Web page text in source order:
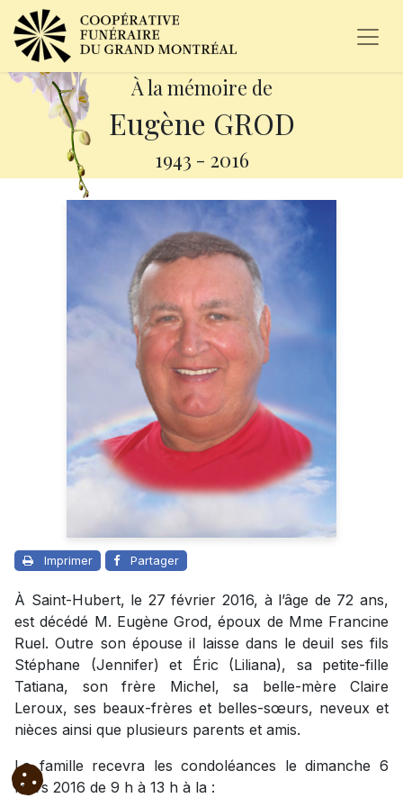
À la mémoire de
Eugène GROD
1943 - 2016
Imprimer Partager
À Saint-Hubert, le 27 février 2016, à l’âge de 72 ans,
est décédé M. Eugène Grod, époux de Mme Francine
Ruel. Outre son épouse il laisse dans le deuil ses fils
Stéphane (Jennifer) et Éric (Liliana), sa petite-fille
Tatiana, son frère Michel, sa belle-mère Claire
Leroux, ses beaux-frères et belles-sœurs, neveux et
nièces ainsi que plusieurs parents et amis.
La famille recevra les condoléances le dimanche 6
mars 2016 de 9 h à 13 h à la :